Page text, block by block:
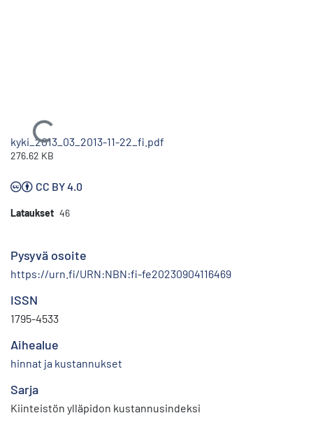
Ladataan...
kyki_2013_03_2013-11-22_fi.pdf
276.62 KB
CC BY 4.0
Lataukset 46
Pysyvä osoite
https://urn.fi/URN:NBN:fi-fe20230904116469
ISSN
1795-4533
Aihealue
hinnat ja kustannukset
Sarja
Kiinteistön ylläpidon kustannusindeksi